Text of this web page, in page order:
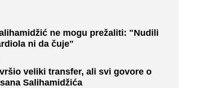
ne mogu prežaliti: "Nudili
ni da čuje"
veliki transfer, ali svi govore o
Salihamidžića